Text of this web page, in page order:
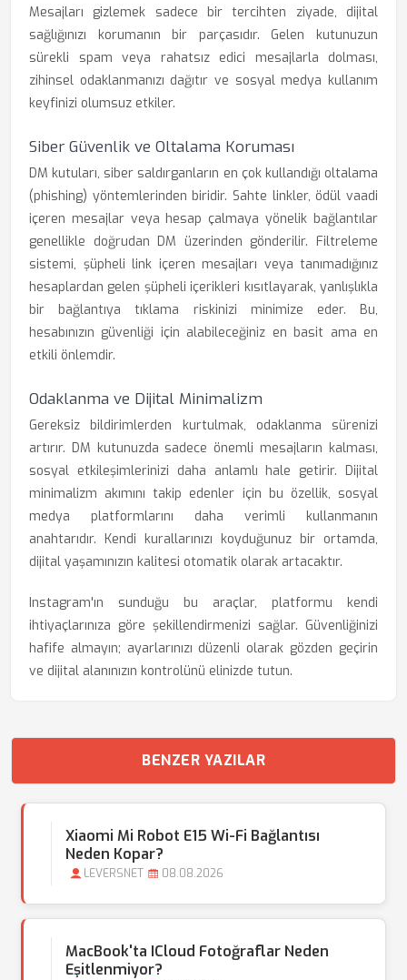
Mesajları gizlemek sadece bir tercihten ziyade, dijital
sağlığınızı korumanın bir parçasıdır. Gelen kutunuzun
sürekli spam veya rahatsız edici mesajlarla dolması,
zihinsel odaklanmanızı dağıtır ve sosyal medya kullanım
keyfinizi olumsuz etkiler.
Siber Güvenlik ve Oltalama Koruması
DM kutuları, siber saldırganların en çok kullandığı oltalama
(phishing) yöntemlerinden biridir. Sahte linkler, ödül vaadi
içeren mesajlar veya hesap çalmaya yönelik bağlantılar
genellikle doğrudan DM üzerinden gönderilir. Filtreleme
sistemi, şüpheli link içeren mesajları veya tanımadığınız
hesaplardan gelen şüpheli içerikleri kısıtlayarak, yanlışlıkla
bir bağlantıya tıklama riskinizi minimize eder. Bu,
hesabınızın güvenliği için alabileceğiniz en basit ama en
etkili önlemdir.
Odaklanma ve Dijital Minimalizm
Gereksiz bildirimlerden kurtulmak, odaklanma sürenizi
artırır. DM kutunuzda sadece önemli mesajların kalması,
sosyal etkileşimlerinizi daha anlamlı hale getirir. Dijital
minimalizm akımını takip edenler için bu özellik, sosyal
medya platformlarını daha verimli kullanmanın
anahtarıdır. Kendi kurallarınızı koyduğunuz bir ortamda,
dijital yaşamınızın kalitesi otomatik olarak artacaktır.
Instagram'ın sunduğu bu araçlar, platformu kendi
ihtiyaçlarınıza göre şekillendirmenizi sağlar. Güvenliğinizi
hafife almayın; ayarlarınızı düzenli olarak gözden geçirin
ve dijital alanınızın kontrolünü elinizde tutun.
BENZER YAZILAR
Xiaomi Mi Robot E15 Wi-Fi Bağlantısı
Neden Kopar?
LEVERSNET 08.08.2026
MacBook'ta ICloud Fotoğraflar Neden
Eşitlenmiyor?